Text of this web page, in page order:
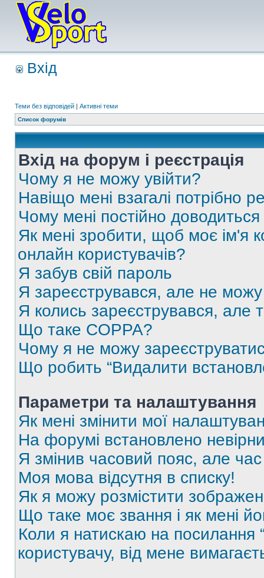
Вхід
Теми без відповідей | Активні теми
Список форумів
Вхід на форум і реєстрація
Чому я не можу увійти?
Навіщо мені взагалі потрібно
Чому мені постійно
Як мені зробити, щоб моє ім'я
онлайн користувачів?
Я забув свій пароль
Я зареєструвався, але не
Я колись зареєструвався,
Що таке COPPA?
Чому я не можу
Що робить “Видалити
Параметри та налаштування
Як мені змінити мої
На форумі встановлено
Я змінив часовий пояс, але
Моя мова відсутня в списку!
Як я можу розмістити
Що таке моє звання і як мені
Коли я натискаю на посилання
користувачу, від мене